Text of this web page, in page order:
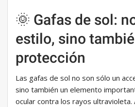
🌞 Gafas de sol:
estilo, sino
protección
Las gafas de sol no son sólo un
sino también un elemento
ocular contra los rayos ultravioleta.